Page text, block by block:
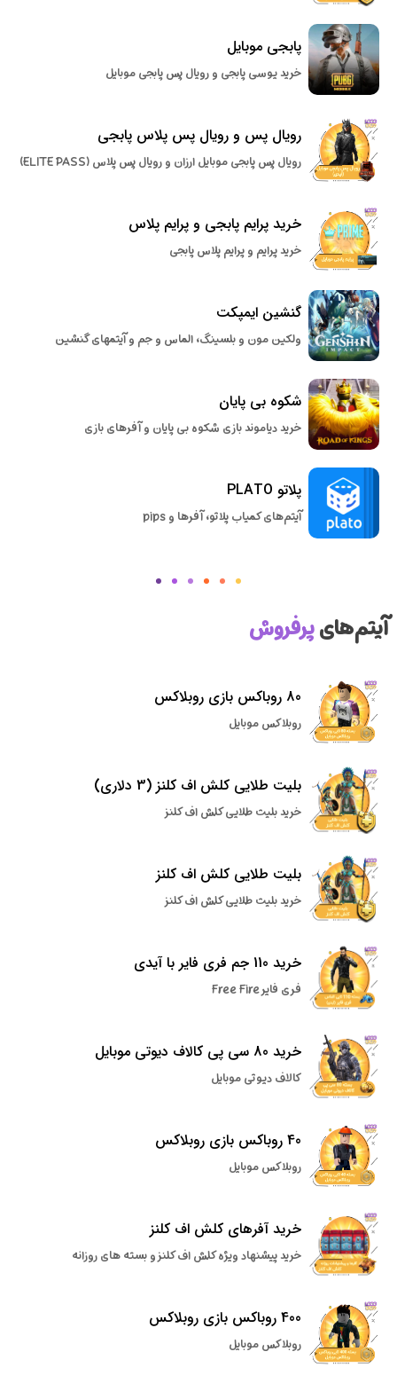
پابجی موبایل
خرید یوسی پابجی و رویال پس پابجی موبایل
رویال پس و رویال پس پلاس پابجی
رویال پس پابجی موبایل ارزان و رویال پس پلاس (ELITE PASS)
خرید پرایم پابجی و پرایم پلاس
خرید پرایم و پرایم پلاس پابجی
گنشین ایمپکت
ولکین مون و بلسینگ، الماس و جم و آیتمهای گنشین
شکوه بی پایان
خرید دیاموند بازی شکوه بی پایان و آفرهای بازی
پلاتو PLATO
آیتم‌های کمیاب پلاتو، آفرها و pips
آیتم‌هایپرفروش
80 روباکس بازی روبلاکس
روبلاکس موبایل
بلیت طلایی کلش اف کلنز (3 دلاری)
خرید بلیت طلایی کلش اف کلنز
بلیت طلایی کلش اف کلنز
خرید بلیت طلایی کلش اف کلنز
خرید 110 جم فری فایر با آیدی
فری فایر Free Fire
خرید 80 سی پی کالاف دیوتی موبایل
کالاف دیوتی موبایل
40 روباکس بازی روبلاکس
روبلاکس موبایل
خرید آفرهای کلش اف کلنز
خرید پیشنهاد ویژه کلش اف کلنز و بسته های روزانه
400 روباکس بازی روبلاکس
روبلاکس موبایل